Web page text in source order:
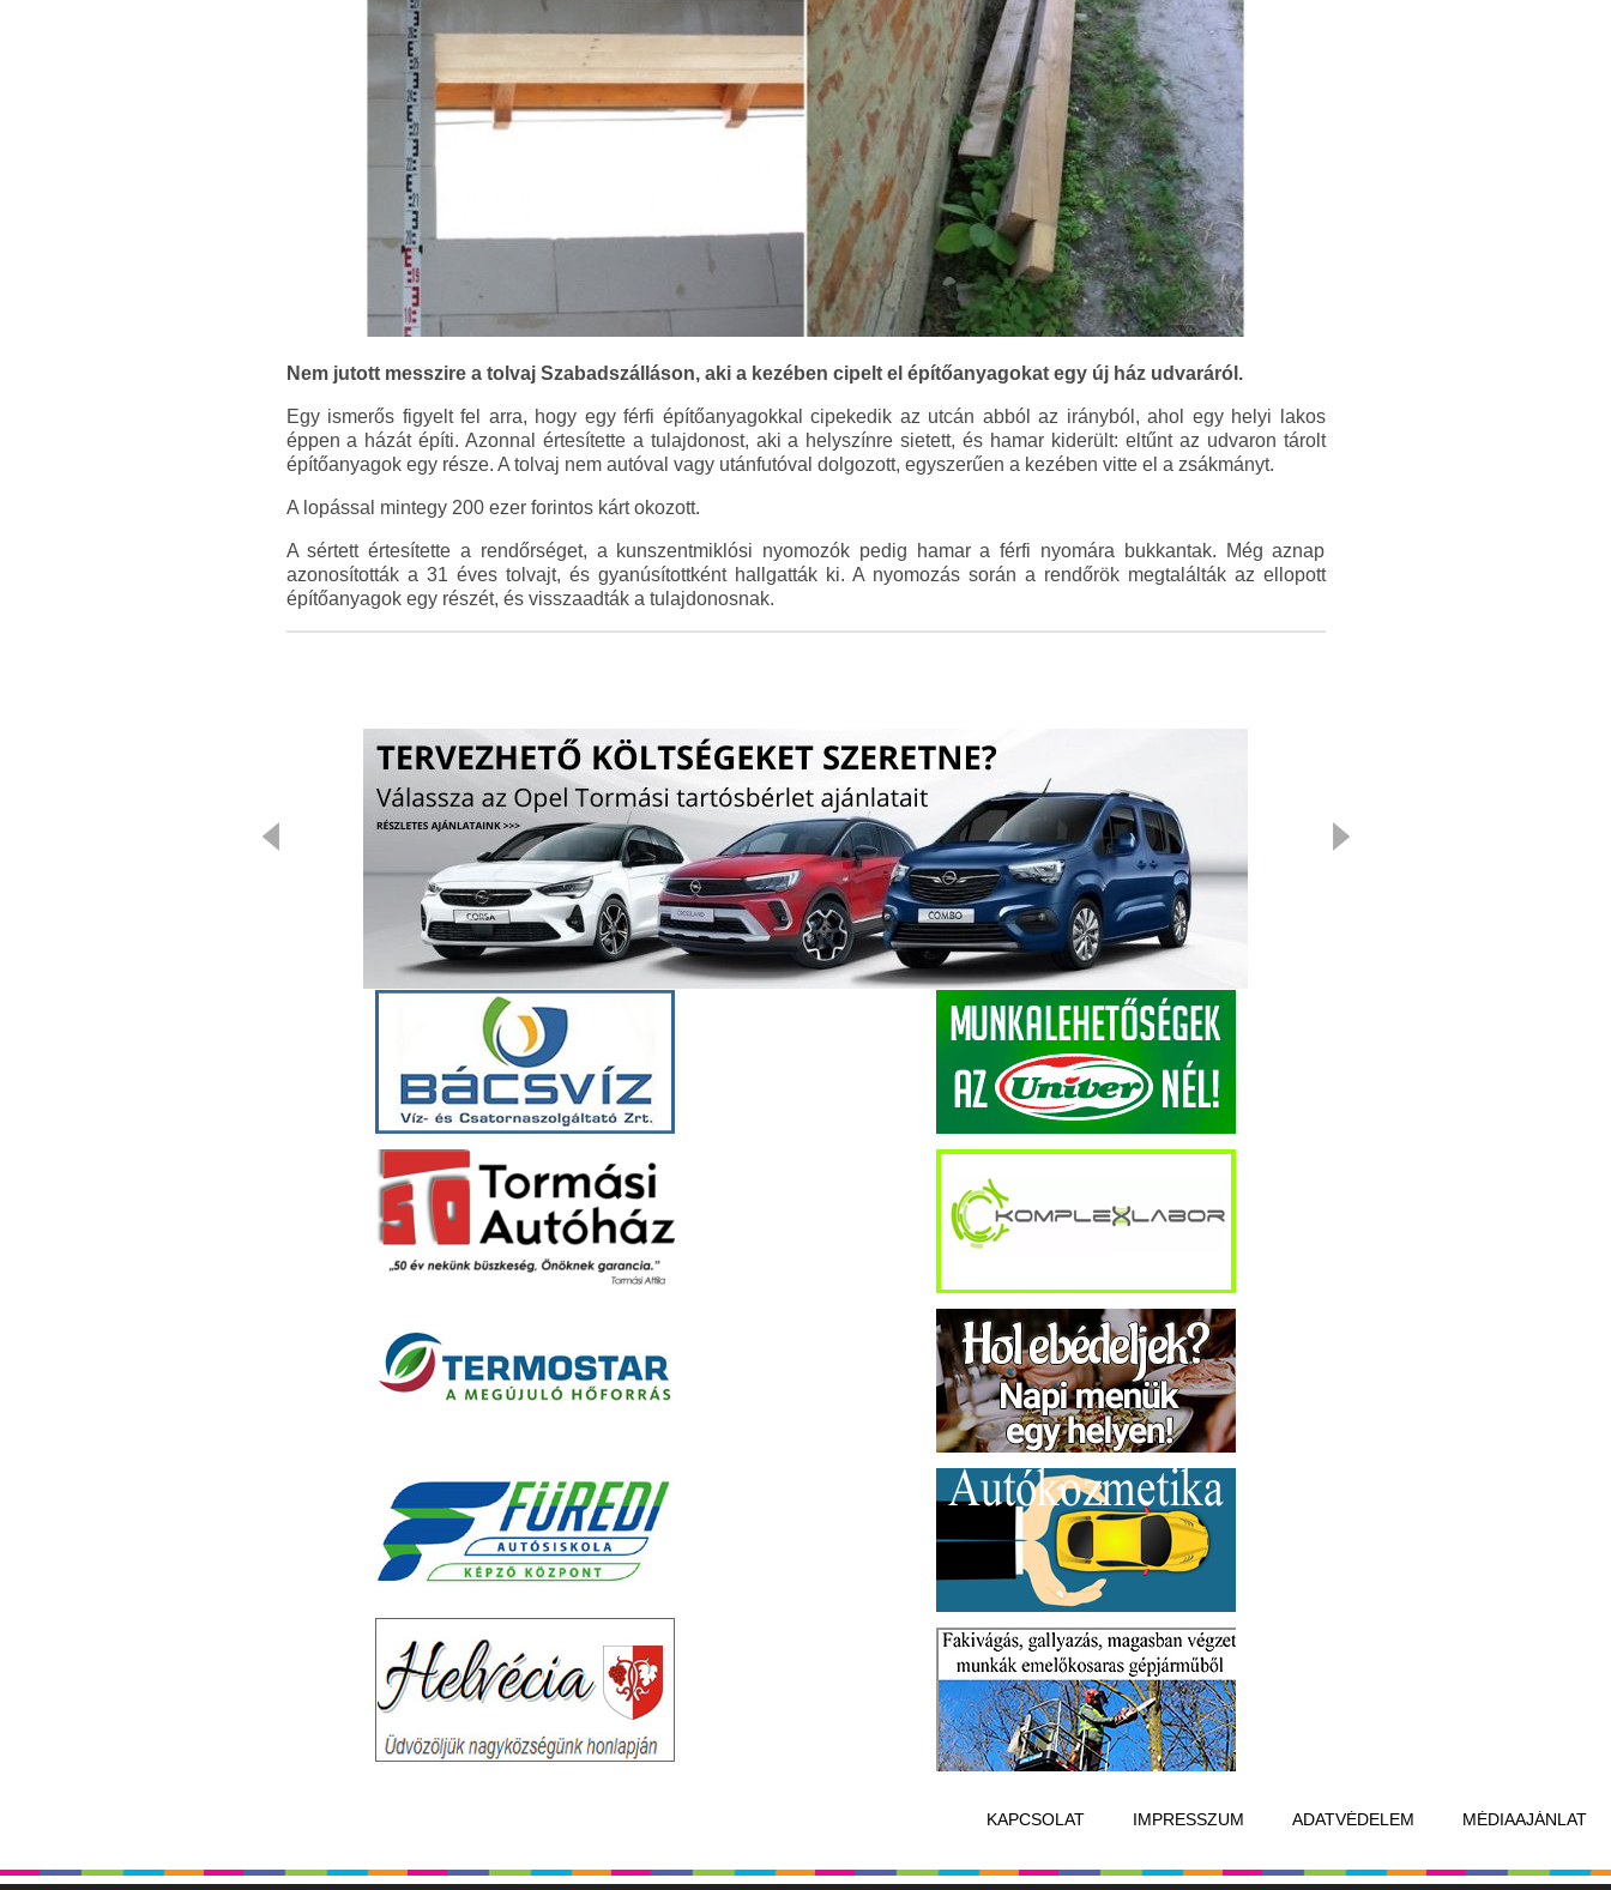
Nem jutott messzire a tolvaj Szabadszálláson, aki a kezében cipelt el építőanyagokat egy új ház udvaráról.
Egy ismerős figyelt fel arra, hogy egy férfi építőanyagokkal cipekedik az utcán abból az irányból, ahol egy helyi lakos
éppen a házát építi. Azonnal értesítette a tulajdonost, aki a helyszínre sietett, és hamar kiderült: eltűnt az udvaron tárolt
építőanyagok egy része. A tolvaj nem autóval vagy utánfutóval dolgozott, egyszerűen a kezében vitte el a zsákmányt.
A lopással mintegy 200 ezer forintos kárt okozott.
A sértett értesítette a rendőrséget, a kunszentmiklósi nyomozók pedig hamar a férfi nyomára bukkantak. Még aznap
azonosították a 31 éves tolvajt, és gyanúsítottként hallgatták ki. A nyomozás során a rendőrök megtalálták az ellopott
építőanyagok egy részét, és visszaadták a tulajdonosnak.
KAPCSOLAT IMPRESSZUM ADATVÉDELEM MÉDIAAJÁNLAT